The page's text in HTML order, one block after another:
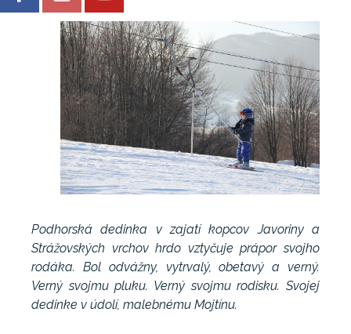
Podhorská dedinka v zajatí kopcov Javoriny a
Strážovských vrchov hrdo vztyčuje prápor svojho
rodáka. Bol odvážny, vytrvalý, obetavý a verný.
Verný svojmu pluku. Verný svojmu rodisku. Svojej
dedinke v údolí, malebnému Mojtínu.